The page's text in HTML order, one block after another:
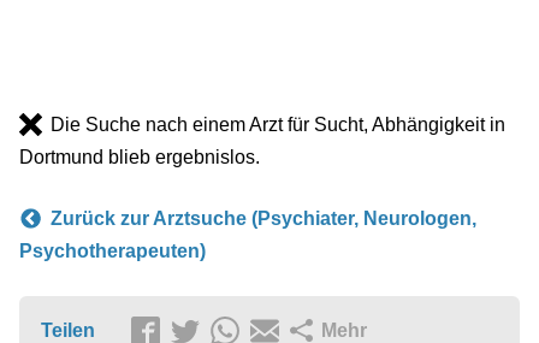
Die Suche nach einem Arzt für Sucht, Abhängigkeit in
Dortmund blieb ergebnislos.
Zurück zur Arztsuche (Psychiater, Neurologen,
Psychotherapeuten)
Teilen Mehr